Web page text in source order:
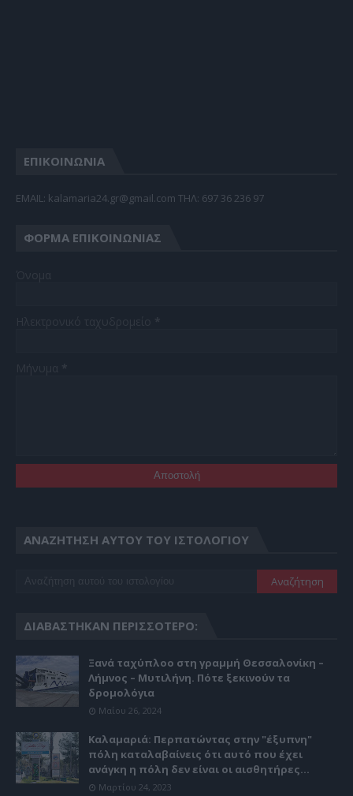
ΕΠΙΚΟΙΝΩΝΙΑ
EMAIL: kalamaria24.gr@gmail.com TΗΛ: 697 36 236 97
ΦΌΡΜΑ ΕΠΙΚΟΙΝΩΝΊΑΣ
ΑΝΑΖΉΤΗΣΗ ΑΥΤΟΎ ΤΟΥ ΙΣΤΟΛΟΓΊΟΥ
ΔΙΑΒΆΣΤΗΚΑΝ ΠΕΡΙΣΣΌΤΕΡΟ:
Ξανά ταχύπλοο στη γραμμή Θεσσαλονίκη –
Λήμνος – Μυτιλήνη. Πότε ξεκινούν τα
δρομολόγια
Μαΐου 26, 2024
Καλαμαριά: Περπατώντας στην "έξυπνη"
πόλη καταλαβαίνεις ότι αυτό που έχει
ανάγκη η πόλη δεν είναι οι αισθητήρες...
Μαρτίου 24, 2023